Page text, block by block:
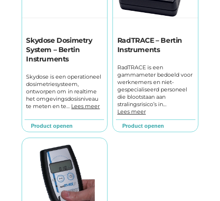
Skydose Dosimetry
System – Bertin
Instruments
Skydose is een operationeel
dosimetriesysteem,
ontworpen om in realtime
het omgevingsdosisniveau
te meten en te… Lees meer
Product openen
RadTRACE – Bertin
Instruments
RadTRACE is een
gammameter bedoeld voor
werknemers en niet-
gespecialiseerd personeel
die blootstaan aan
stralingsrisico’s in…
Lees meer
Product openen